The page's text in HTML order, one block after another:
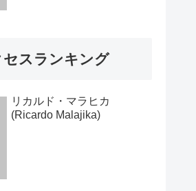
スランキング
リカルド・マラヒカ
(Ricardo Malajika)